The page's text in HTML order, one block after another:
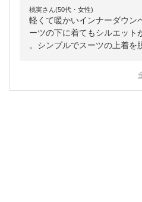
桃実さん(50代・女性)
軽くて暖かいインナーダウン
ーツの下に着てもシルエット
。シンプルでスーツの上着を